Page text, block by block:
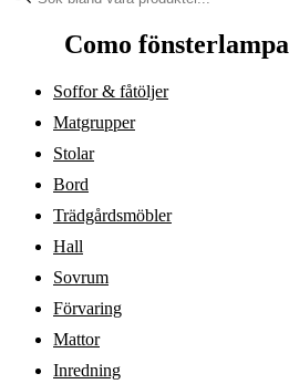
Como fönsterlampa
Soffor & fåtöljer
Matgrupper
Stolar
Bord
Trädgårdsmöbler
Hall
Sovrum
Förvaring
Mattor
Inredning